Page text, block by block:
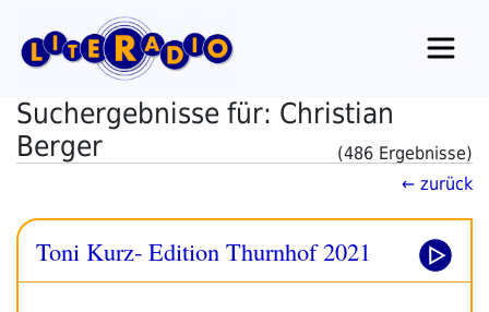
Inhalt
springen
Suchergebnisse für: Christian
Berger
(486 Ergebnisse)
← zurück
Toni Kurz- Edition Thurnhof 2021